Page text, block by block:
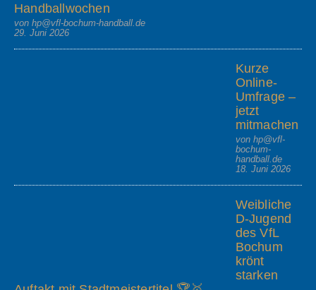
Handballwochen
von hp@vfl-bochum-handball.de
29. Juni 2026
Kurze
Online-
Umfrage –
jetzt
mitmachen
von hp@vfl-
bochum-
handball.de
18. Juni 2026
Weibliche
D-Jugend
des VfL
Bochum
krönt
starken